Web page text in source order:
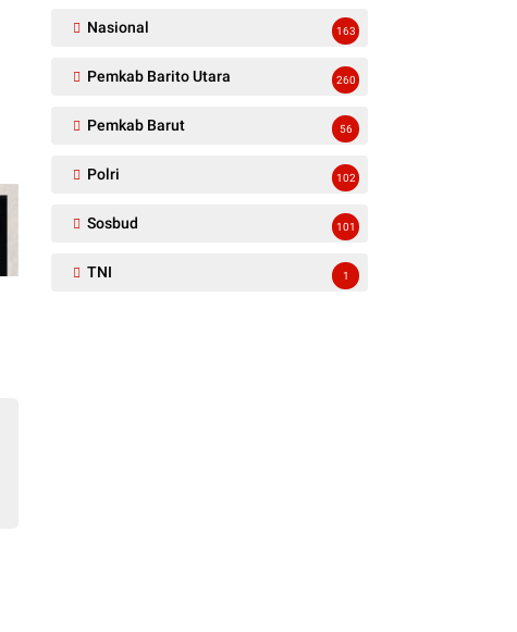
Nasional 163
Pemkab Barito Utara 260
Pemkab Barut 56
Polri 102
Sosbud 101
TNI 1